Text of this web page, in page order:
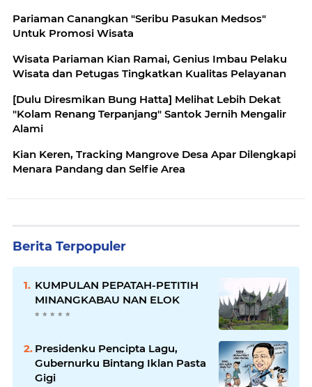
Pariaman Canangkan "Seribu Pasukan Medsos"
Untuk Promosi Wisata
Wisata Pariaman Kian Ramai, Genius Imbau Pelaku
Wisata dan Petugas Tingkatkan Kualitas Pelayanan
[Dulu Diresmikan Bung Hatta] Melihat Lebih Dekat
"Kolam Renang Terpanjang" Santok Jernih Mengalir
Alami
Kian Keren, Tracking Mangrove Desa Apar Dilengkapi
Menara Pandang dan Selfie Area
Berita Terpopuler
KUMPULAN PEPATAH-PETITIH
MINANGKABAU NAN ELOK
Presidenku Pencipta Lagu,
Gubernurku Bintang Iklan Pasta
Gigi